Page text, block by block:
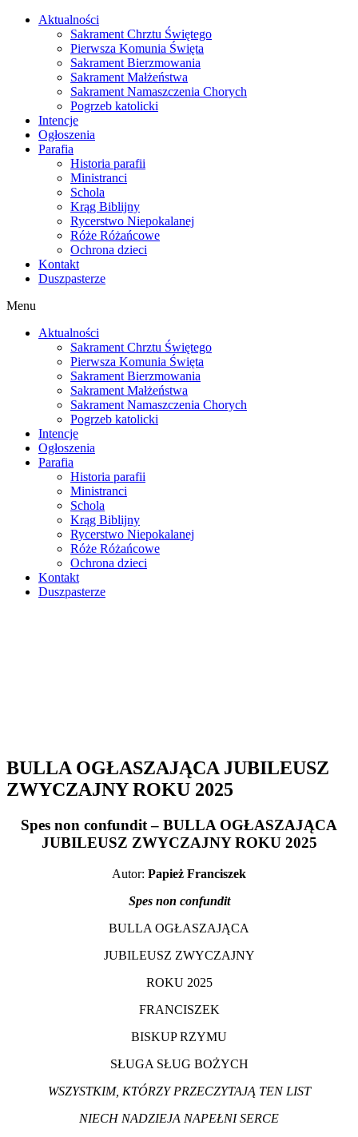
Skip
Aktualności
Sakrament Chrztu Świętego
Pierwsza Komunia Święta
Sakrament Bierzmowania
Sakrament Małżeństwa
Sakrament Namaszczenia Chorych
Pogrzeb katolicki
Intencje
Ogłoszenia
Parafia
Historia parafii
Ministranci
Schola
Krąg Biblijny
Rycerstwo Niepokalanej
Róże Różańcowe
Ochrona dzieci
Kontakt
Duszpasterze
Menu
Aktualności
Sakrament Chrztu Świętego
Pierwsza Komunia Święta
Sakrament Bierzmowania
Sakrament Małżeństwa
Sakrament Namaszczenia Chorych
Pogrzeb katolicki
Intencje
Ogłoszenia
Parafia
Historia parafii
Ministranci
Schola
Krąg Biblijny
Rycerstwo Niepokalanej
Róże Różańcowe
Ochrona dzieci
Kontakt
Duszpasterze
BULLA OGŁASZAJĄCA JUBILEUSZ
ZWYCZAJNY ROKU 2025
Spes non confundit – BULLA OGŁASZAJĄCA
JUBILEUSZ ZWYCZAJNY ROKU 2025
Autor: Papież Franciszek
Spes non confundit
BULLA OGŁASZAJĄCA
JUBILEUSZ ZWYCZAJNY
ROKU 2025
FRANCISZEK
BISKUP RZYMU
SŁUGA SŁUG BOŻYCH
WSZYSTKIM, KTÓRZY PRZECZYTAJĄ TEN LIST
NIECH NADZIEJA NAPEŁNI SERCE